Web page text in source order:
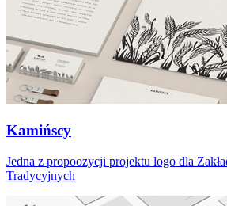
Kamińscy
Jedna z propoozycji projektu logo dla
Tradycyjnych